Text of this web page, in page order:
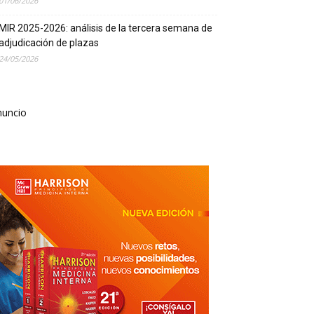
2025-2026: análisis de la tercera semana de
de plazas
05/2026